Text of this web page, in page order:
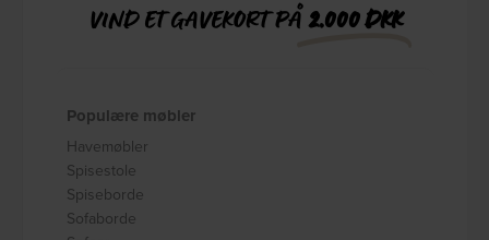
VIND ET GAVEKORT PÅ2.000 DKK
Populære møbler
Havemøbler
Spisestole
Spiseborde
Sofaborde